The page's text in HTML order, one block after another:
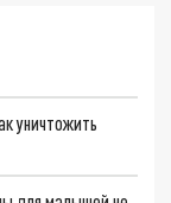
уничтожить